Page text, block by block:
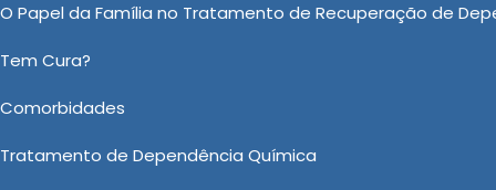
O Papel da Família no Tratamento de Recuperação de
Tem Cura?
Comorbidades
Tratamento de Dependência Química
um ótimo atendimento. Entre em contato agora
Ou em nosso WhatsApp